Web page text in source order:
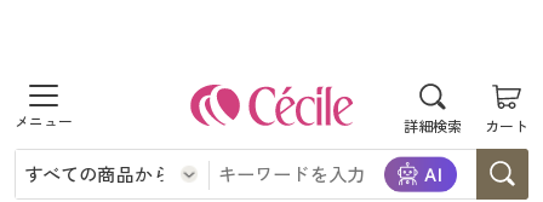
詳細検索 カート
商品を探す
レディース
レディース
レディース通販すべて
インナー・下着